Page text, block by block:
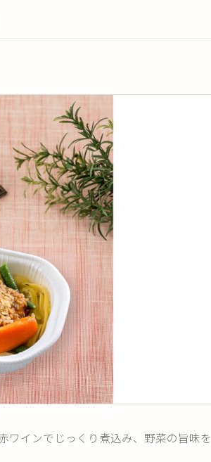
ワインでじっくり煮込み、野菜の旨味を